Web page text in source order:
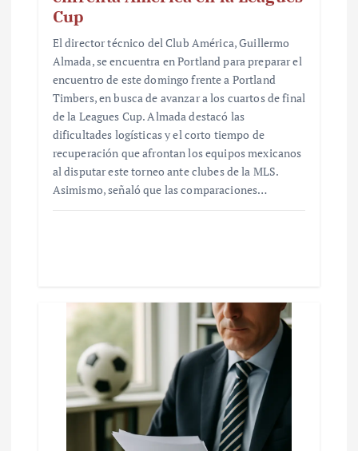
Cup
El director técnico del Club América, Guillermo
Almada, se encuentra en Portland para preparar el
encuentro de este domingo frente a Portland
Timbers, en busca de avanzar a los cuartos de final
de la Leagues Cup. Almada destacó las
dificultades logísticas y el corto tiempo de
recuperación que afrontan los equipos mexicanos
al disputar este torneo ante clubes de la MLS.
Asimismo, señaló que las comparaciones…